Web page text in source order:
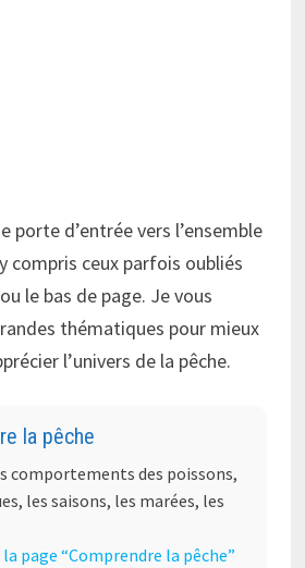
porte d’entrée vers l’ensemble
compris ceux parfois oubliés
le bas de page. Je vous
thématiques pour mieux
l’univers de la pêche.
la pêche
comportements des poissons,
les saisons, les marées, les
la page “Comprendre la pêche”